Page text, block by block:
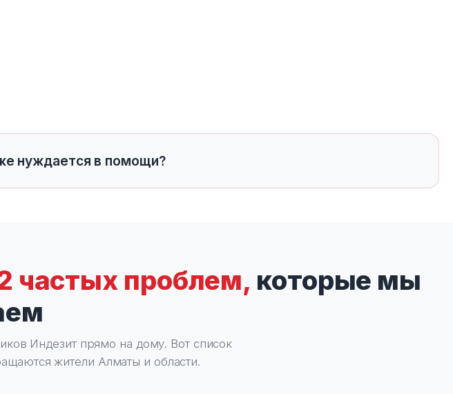
нуждается в помощи?
частых проблем, которые мы
Индезит прямо на дому. Вот список
жители Алматы и области.